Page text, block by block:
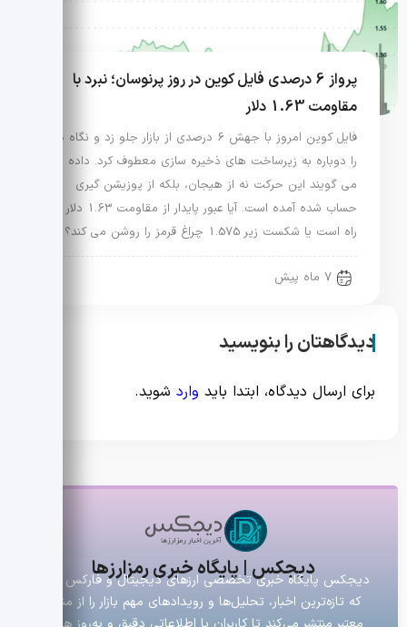
پرواز 6 درصدی فایل کوین در روز پرنوسان؛ نبرد با
مقاومت 1.63 دلار
فایل کوین امروز با جهش 6 درصدی از بازار جلو زد و نگاه ها
را دوباره به زیرساخت های ذخیره سازی معطوف کرد. داده ها
می گویند این حرکت نه از هیجان، بلکه از پوزیشن گیری
حساب شده آمده است. آیا عبور پایدار از مقاومت 1.63 دلار در
راه است یا شکست زیر 1.575 چراغ قرمز را روشن می کند؟
7 ماه پیش
دیدگاهتان را بنویسید
برای ارسال دیدگاه، ابتدا باید وارد شوید.
دیجکس | پایگاه خبری رمزارزها
دیجکس پایگاه خبری تخصصی ارزهای دیجیتال و فارکس است
که تازه‌ترین اخبار، تحلیل‌ها و رویدادهای مهم بازار را از منابع